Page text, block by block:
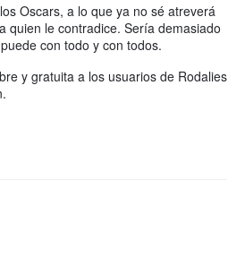
Oscars, a lo que ya no sé atreverá
quien le contradice. Sería demasiado
con todo y con todos.
y gratuita a los usuarios de Rodalies